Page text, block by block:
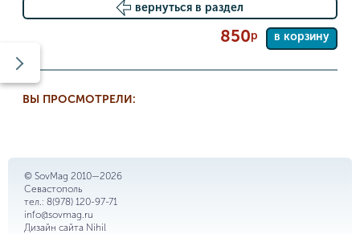
вернуться в раздел
850р в корзину
ВЫ ПРОСМОТРЕЛИ:
© SovMag 2010—2026
Севастополь
тел.: 8(978) 120-97-71
info@sovmag.ru
Дизайн сайта Nihil